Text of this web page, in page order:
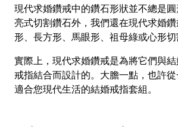
現代求婚鑽戒中的鑽石形狀並不總是
亮式切割鑽石外，我們還在現代求婚
形、長方形、馬眼形、祖母綠或心形切
實際上，現代求婚鑽戒是為將它們與
戒指結合而設計的。大膽一點，也許
適合您現代生活的結婚戒指套組。